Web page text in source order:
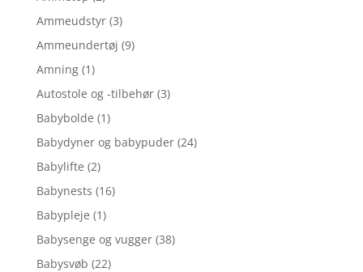
Ammeudstyr (3)
Ammeundertøj (9)
Amning (1)
Autostole og -tilbehør (3)
Babybolde (1)
Babydyner og babypuder (24)
Babylifte (2)
Babynests (16)
Babypleje (1)
Babysenge og vugger (38)
Babysvøb (22)